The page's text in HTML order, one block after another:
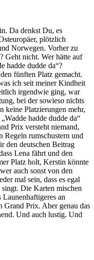
Da denkst Du, es
plötzlich
Norwegen. Vorher zu
Geht nicht. Wer hätte auf
hadde dudde da“?
fünften Platz gemacht.
ich seit meiner Kindheit
irgendwie ging, war
bei der sowieso nichts
keine Platzierungen mehr,
hadde dudde da“
Prix versteht niemand,
Regeln rumschustern und
den deutschen Beitrag
Lena fährt und den
Platz holt, Kerstin könnte
auch sonst von den
mal sein, dass es egal
Die Karten mischen
an
Grand Prix. Aber genau das
Und auch lustig. Und